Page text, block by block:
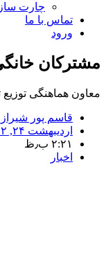
چارت
تماس با ما
ورود
مشترکان
معاون هماهنگی توزیع
قاسم پور
اردیبهشت ۲۴, ۱۴۰۲
۲:۲۱ ب٫ظ
اخبار